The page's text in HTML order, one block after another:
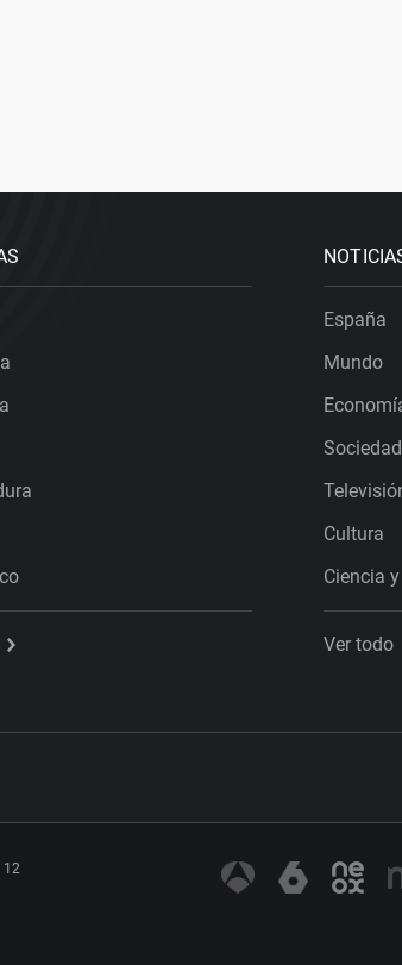
España
Mundo
Sociedad
Cultura
Ciencia
Ver todo
12